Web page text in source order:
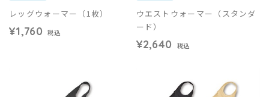
レッグウォーマー（1枚）
¥1,760 税込
ウエストウォーマー（スタンダ
ード）
¥2,640 税込